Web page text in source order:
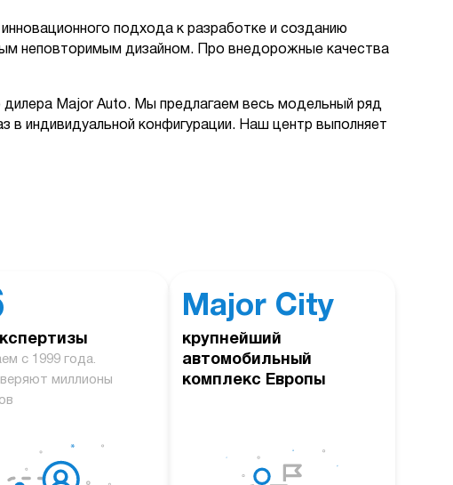
подхода к разработке и созданию
неповторимым дизайном. Про внедорожные качества
Major Auto. Мы предлагаем весь модельный ряд
в индивидуальной конфигурации. Наш центр выполняет
с 1999 года.
миллионы
Major City
крупнейший
автомобильный
комплекс Европы